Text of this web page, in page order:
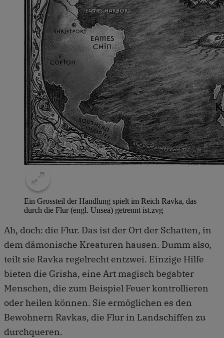
Ein Grossteil der Handlung spielt im Reich Ravka, das
durch die Flur (engl. Unsea) getrennt ist.zvg
Ah, doch: die Flur. Das ist der Ort der Schatten, in
dem dämonische Kreaturen hausen. Dumm also,
teilt sie Ravka regelrecht entzwei. Einzige Hilfe
bieten die Grisha, eine Art magisch begabter
Menschen, die zum Beispiel Feuer kontrollieren
oder heilen können. Sie ermöglichen es den
Bewohnern Ravkas, die Flur in Landschiffen zu
durchqueren.